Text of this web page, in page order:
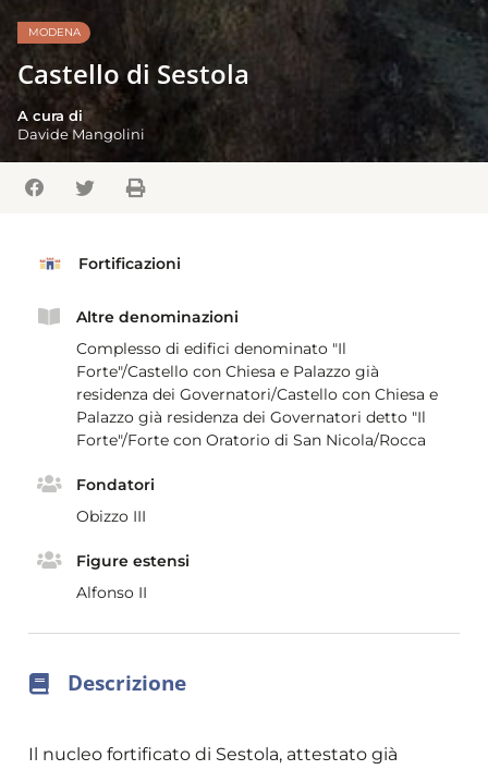
MODENA
Castello di Sestola
A cura di
Davide Mangolini
Fortificazioni
Altre denominazioni
Complesso di edifici denominato "Il
Forte"/Castello con Chiesa e Palazzo già
residenza dei Governatori/Castello con Chiesa e
Palazzo già residenza dei Governatori detto "Il
Forte"/Forte con Oratorio di San Nicola/Rocca
Fondatori
Obizzo III
Figure estensi
Alfonso II
Descrizione
Il nucleo fortificato di Sestola, attestato già